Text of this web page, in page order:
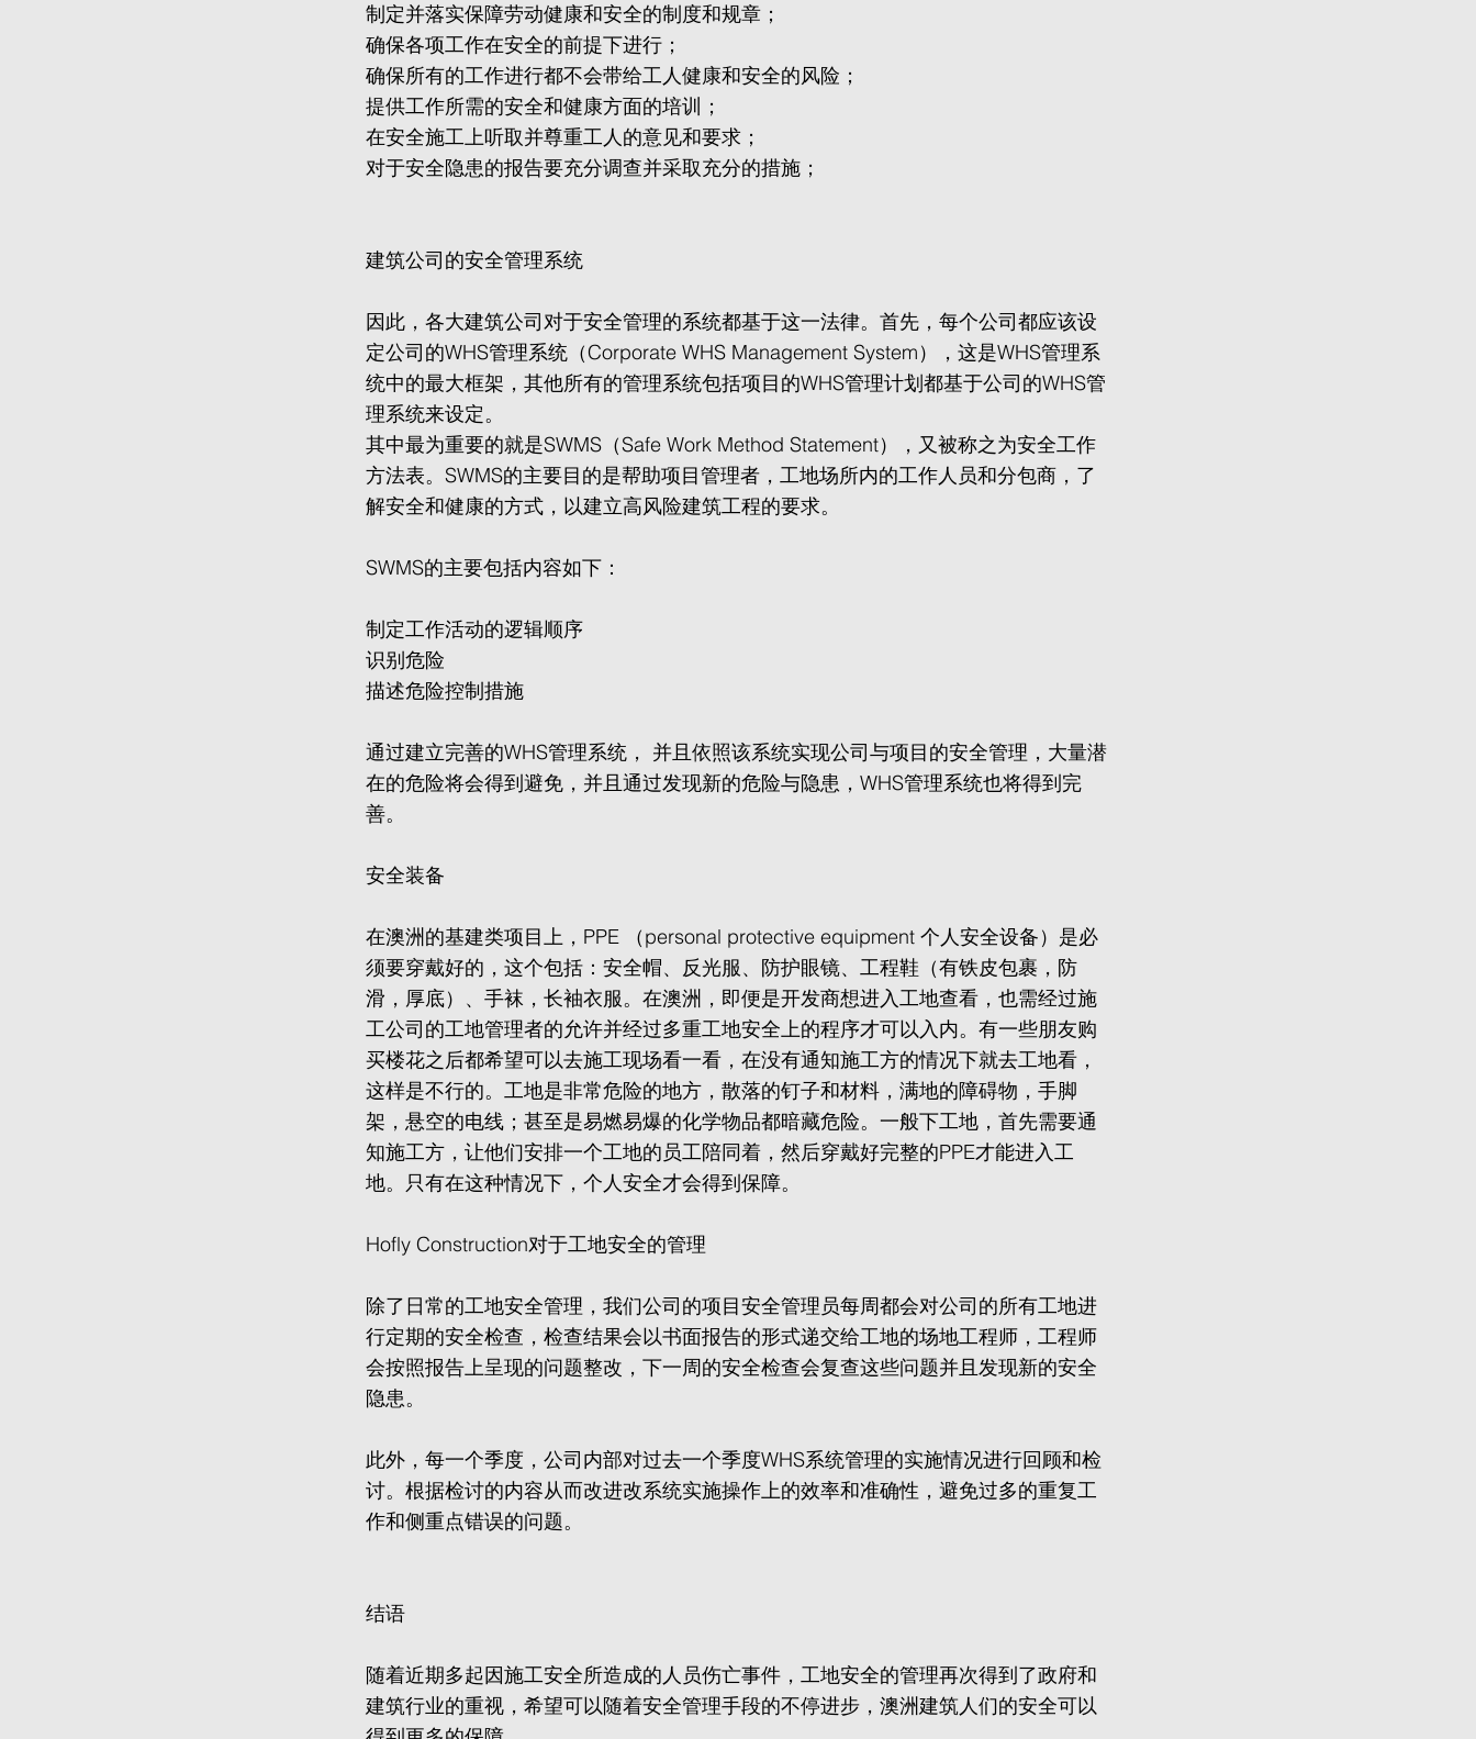
制定并落实保障劳动健康和安全的制度和规章；
确保各项工作在安全的前提下进行；
确保所有的工作进行都不会带给工人健康和安全的风险；
提供工作所需的安全和健康方面的培训；
在安全施工上听取并尊重工人的意见和要求；
对于安全隐患的报告要充分调查并采取充分的措施；
建筑公司的安全管理系统
因此，各大建筑公司对于安全管理的系统都基于这一法律。首先，每个公司都应该设
定公司的WHS管理系统（Corporate WHS Management System），这是WHS管理系
统中的最大框架，其他所有的管理系统包括项目的WHS管理计划都基于公司的WHS管
理系统来设定。
其中最为重要的就是SWMS（Safe Work Method Statement），又被称之为安全工作
方法表。SWMS的主要目的是帮助项目管理者，工地场所内的工作人员和分包商，了
解安全和健康的方式，以建立高风险建筑工程的要求。
SWMS的主要包括内容如下：
制定工作活动的逻辑顺序
识别危险
描述危险控制措施
通过建立完善的WHS管理系统， 并且依照该系统实现公司与项目的安全管理，大量潜
在的危险将会得到避免，并且通过发现新的危险与隐患，WHS管理系统也将得到完
善。
安全装备
在澳洲的基建类项目上，PPE （personal protective equipment 个人安全设备）是必
须要穿戴好的，这个包括：安全帽、反光服、防护眼镜、工程鞋（有铁皮包裹，防
滑，厚底）、手袜，长袖衣服。在澳洲，即便是开发商想进入工地查看，也需经过施
工公司的工地管理者的允许并经过多重工地安全上的程序才可以入内。有一些朋友购
买楼花之后都希望可以去施工现场看一看，在没有通知施工方的情况下就去工地看，
这样是不行的。工地是非常危险的地方，散落的钉子和材料，满地的障碍物，手脚
架，悬空的电线；甚至是易燃易爆的化学物品都暗藏危险。一般下工地，首先需要通
知施工方，让他们安排一个工地的员工陪同着，然后穿戴好完整的PPE才能进入工
地。只有在这种情况下，个人安全才会得到保障。
Hofly Construction对于工地安全的管理
除了日常的工地安全管理，我们公司的项目安全管理员每周都会对公司的所有工地进
行定期的安全检查，检查结果会以书面报告的形式递交给工地的场地工程师，工程师
会按照报告上呈现的问题整改，下一周的安全检查会复查这些问题并且发现新的安全
隐患。
此外，每一个季度，公司内部对过去一个季度WHS系统管理的实施情况进行回顾和检
讨。根据检讨的内容从而改进改系统实施操作上的效率和准确性，避免过多的重复工
作和侧重点错误的问题。
结语
随着近期多起因施工安全所造成的人员伤亡事件，工地安全的管理再次得到了政府和
建筑行业的重视，希望可以随着安全管理手段的不停进步，澳洲建筑人们的安全可以